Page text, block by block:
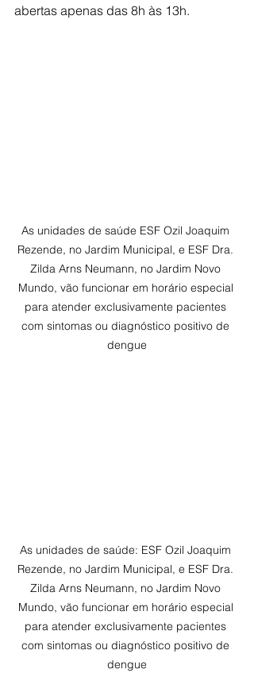
abertas apenas das 8h às 13h.
As unidades de saúde ESF Ozil Joaquim
Rezende, no Jardim Municipal, e ESF Dra.
Zilda Arns Neumann, no Jardim Novo
Mundo, vão funcionar em horário especial
para atender exclusivamente pacientes
com sintomas ou diagnóstico positivo de
dengue
As unidades de saúde: ESF Ozil Joaquim
Rezende, no Jardim Municipal, e ESF Dra.
Zilda Arns Neumann, no Jardim Novo
Mundo, vão funcionar em horário especial
para atender exclusivamente pacientes
com sintomas ou diagnóstico positivo de
dengue